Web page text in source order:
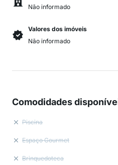
Não informado
Valores dos imóveis
Não informado
Comodidades
Piscina
Espaço Gourmet
Brinquedoteca